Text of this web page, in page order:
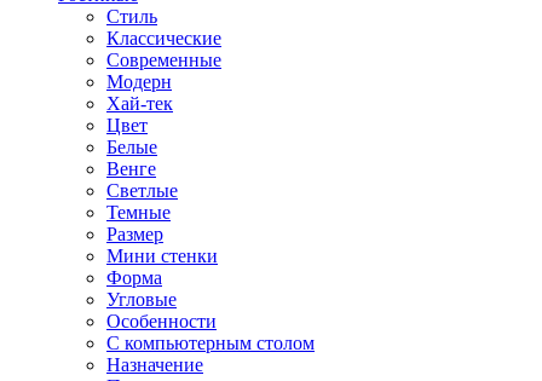
Стиль
Классические
Современные
Модерн
Хай-тек
Цвет
Белые
Венге
Светлые
Темные
Размер
Мини стенки
Форма
Угловые
Особенности
С компьютерным столом
Назначение